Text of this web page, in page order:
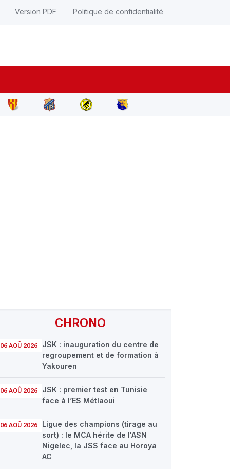
Version PDF Politique de confidentialité
CHRONO
06 AOÛ 2026
JSK : inauguration du centre de
regroupement et de formation à
Yakouren
06 AOÛ 2026
JSK : premier test en Tunisie
face à l’ES Métlaoui
06 AOÛ 2026
Ligue des champions (tirage au
sort) : le MCA hérite de l'ASN
Nigelec, la JSS face au Horoya
AC